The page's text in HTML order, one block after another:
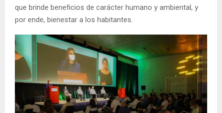
que brinde beneficios de carácter humano y ambiental, y
por ende, bienestar a los habitantes.